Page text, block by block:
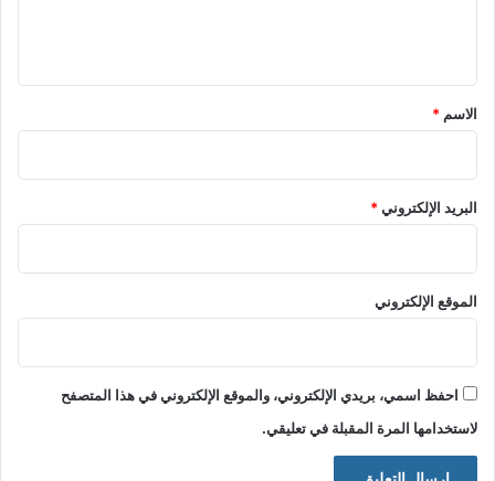
*
الاسم *
البريد الإلكتروني*
الموقع الإلكتروني
احفظ اسمي، بريدي الإلكتروني، والموقع الإلكتروني في هذا المتصفح
لاستخدامها المرة المقبلة في تعليقي.